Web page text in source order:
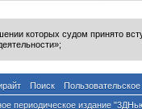
которых судом принято
Поиск
периодическое издание